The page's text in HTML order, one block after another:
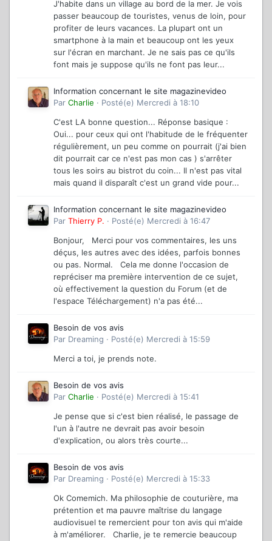
J'habite dans un village au bord de la mer. Je vois
passer beaucoup de touristes, venus de loin, pour
profiter de leurs vacances. La plupart ont un
smartphone à la main et beaucoup ont les yeux
sur l'écran en marchant. Je ne sais pas ce qu'ils
font mais je suppose qu'ils ne font pas leur...
Information concernant le site magazinevideo
Par Charlie · Posté(e) Mercredi à 18:10
C'est LA bonne question... Réponse basique :
Oui... pour ceux qui ont l'habitude de le fréquenter
régulièrement, un peu comme on pourrait (j'ai bien
dit pourrait car ce n'est pas mon cas ) s'arrêter
tous les soirs au bistrot du coin... Il n'est pas vital
mais quand il disparaît c'est un grand vide pour...
Information concernant le site magazinevideo
Par Thierry P. · Posté(e) Mercredi à 16:47
Bonjour, Merci pour vos commentaires, les uns
déçus, les autres avec des idées, parfois bonnes
ou pas. Normal. Cela me donne l'occasion de
repréciser ma première intervention de ce sujet,
où effectivement la question du Forum (et de
l'espace Téléchargement) n'a pas été...
Besoin de vos avis
Par Dreaming · Posté(e) Mercredi à 15:59
Merci a toi, je prends note.
Besoin de vos avis
Par Charlie · Posté(e) Mercredi à 15:41
Je pense que si c'est bien réalisé, le passage de
l'un à l'autre ne devrait pas avoir besoin
d'explication, ou alors très courte...
Besoin de vos avis
Par Dreaming · Posté(e) Mercredi à 15:33
Ok Comemich. Ma philosophie de couturière, ma
prétention et ma pauvre maîtrise du langage
audiovisuel te remercient pour ton avis qui m'aide
à m'améliorer. Charlie, je te remercie beaucoup